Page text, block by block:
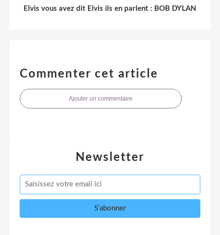
Elvis vous avez dit Elvis ils en parlent : BOB DYLAN
Commenter cet article
Ajouter un commentaire
Newsletter